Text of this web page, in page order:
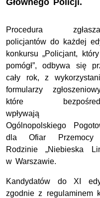
Procedura
policjantów do każdej
konkursu „Policjant,
pomógł”, odbywa się
cały rok, z
formularzy
które
wpływają
Ogólnopolskiego
dla Ofiar
Rodzinie „Niebieska
w Warszawie.
Kandydatów do XI
zgodnie z regulaminem